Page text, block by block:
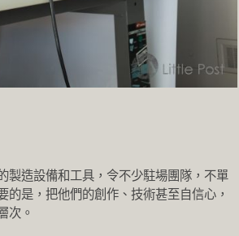
製造設備和工具，令不少駐場團隊，不單
的是，把他們的創作、技術甚至自信心，
次。